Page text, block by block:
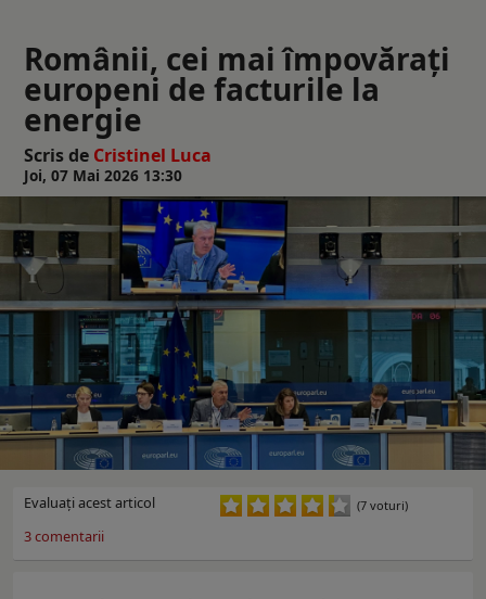
Românii, cei mai împovărați
europeni de facturile la
energie
Scris de Cristinel Luca
Joi, 07 Mai 2026 13:30
Evaluaţi acest articol (7 voturi)
3comentarii